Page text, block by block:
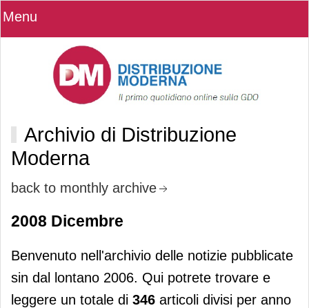
Menu
Archivio di Distribuzione
Moderna
back to monthly archive
2008 Dicembre
Benvenuto nell'archivio delle notizie pubblicate
sin dal lontano 2006. Qui potrete trovare e
leggere un totale di 346 articoli divisi per anno